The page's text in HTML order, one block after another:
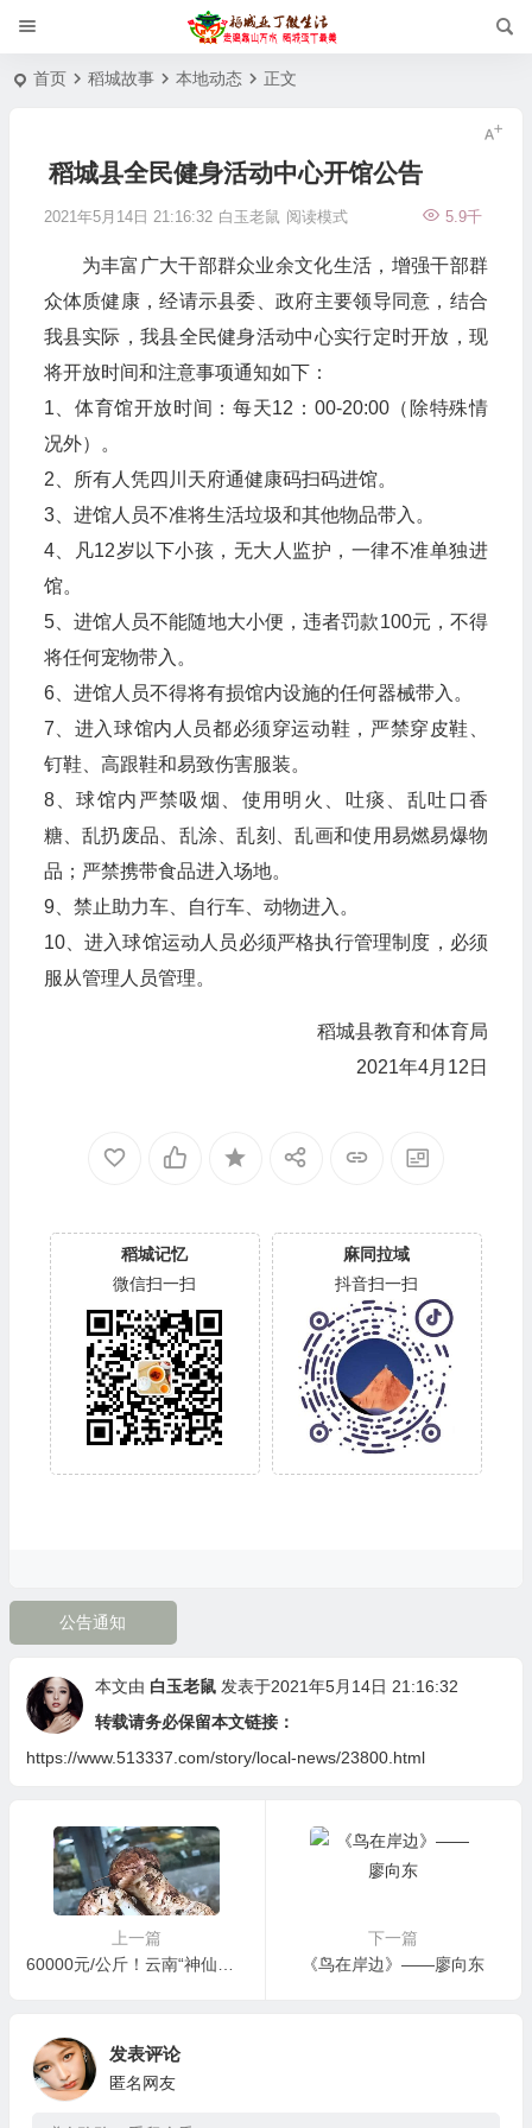
首页 稻城故事 本地动态 正文
稻城县全民健身活动中心开馆公告
2021年5月14日 21:16:32 白玉老鼠 5.9千
阅读模式
为丰富广大干部群众业余文化生活，增强干部群
众体质健康，经请示县委、政府主要领导同意，结合
我县实际，我县全民健身活动中心实行定时开放，现
将开放时间和注意事项通知如下：
1、体育馆开放时间：每天12：00-20:00（除特殊情
况外）。
2、所有人凭四川天府通健康码扫码进馆。
3、进馆人员不准将生活垃圾和其他物品带入。
4、凡12岁以下小孩，无大人监护，一律不准单独进
馆。
5、进馆人员不能随地大小便，违者罚款100元，不得
将任何宠物带入。
6、进馆人员不得将有损馆内设施的任何器械带入。
7、进入球馆内人员都必须穿运动鞋，严禁穿皮鞋、
钉鞋、高跟鞋和易致伤害服装。
8、球馆内严禁吸烟、使用明火、吐痰、乱吐口香
糖、乱扔废品、乱涂、乱刻、乱画和使用易燃易爆物
品；严禁携带食品进入场地。
9、禁止助力车、自行车、动物进入。
10、进入球馆运动人员必须严格执行管理制度，必须
服从管理人员管理。
稻城县教育和体育局
2021年4月12日
稻城记忆
微信扫一扫
麻同拉域
抖音扫一扫
公告通知
本文由 白玉老鼠 发表于2021年5月14日 21:16:32
转载请务必保留本文链接：
https://www.513337.com/story/local-news/23800.html
上一篇
下一篇
《鸟在岸边》——廖向东
发表评论
匿名网友